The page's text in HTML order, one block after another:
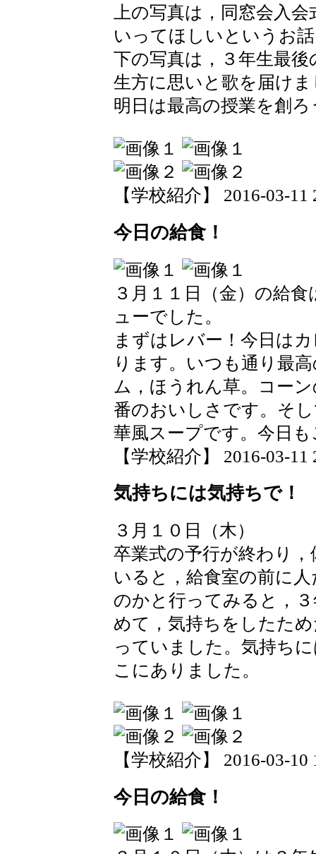
上の写真は，同窓会入
いってほしいというお
下の写真は，３年生最
生方に思いと歌を届け
明日は最高の授業を創ろ
【学校紹介】 2016-03-11
今日の給食！
３月１１日（金）の給
ューでした。
まずはレバー！今日は
ります。いつも通り最
ム，ほうれん草。コー
番のおいしさです。そ
華風スープです。今日
【学校紹介】 2016-03-11
気持ちには気持ちで！
３月１０日（木）
卒業式の予行が終わり
いると，給食室の前に
のかと行ってみると，
めて，気持ちをしたた
っていました。気持ち
こにありました。
【学校紹介】 2016-03-10
今日の給食！